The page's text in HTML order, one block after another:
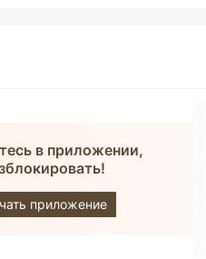
в приложении,
приложение
SWIFT TRADER